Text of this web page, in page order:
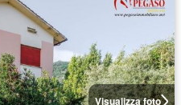
Visualizza foto